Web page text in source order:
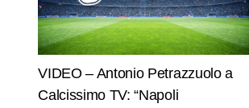
VIDEO – Antonio Petrazzuolo a
Calcissimo TV: “Napoli